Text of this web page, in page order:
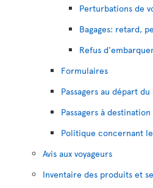
Perturbations de
Bagages: retard,
Refus
Formulaires
Passagers au départ
Passagers à
Politique concernant
Avis aux voyageurs
Inventaire des produits et